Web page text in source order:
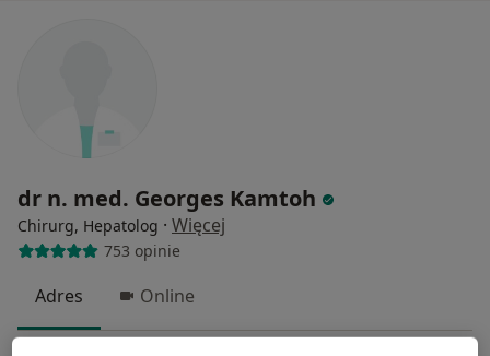
dr n. med. Georges Kamtoh
Chirurg, Hepatolog · Więcej
753 opinie
Adres Online